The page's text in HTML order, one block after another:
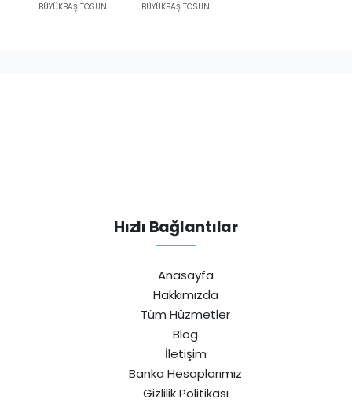
BÜYÜKBAŞ TOSUN BÜYÜKBAŞ TOSUN
Hızlı Bağlantılar
Anasayfa
Hakkımızda
Tüm Hüzmetler
Blog
İletişim
Banka Hesaplarımız
Gizlilik Politikası